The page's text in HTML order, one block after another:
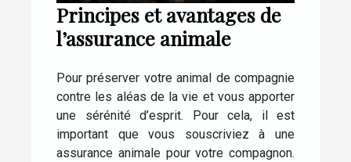
Principes et avantages de
l’assurance animale
Pour préserver votre animal de compagnie
contre les aléas de la vie et vous apporter
une sérénité d’esprit. Pour cela, il est
important que vous souscriviez à une
assurance animale pour votre compagnon.